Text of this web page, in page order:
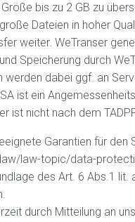
bis zu 2 GB zu
Dateien in hoher
weiter. WeTranser
Speicherung durch
dabei ggf. an
ist ein
ist nicht nach dem
Garantien für
law-topic/data-
des Art. 6 Abs.1
durch Mitteilung an